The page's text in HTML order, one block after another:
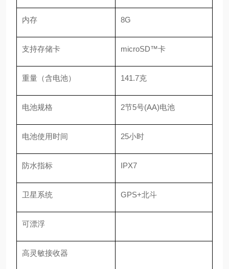
内存 8G
支持存储卡 microSD™卡
重量（含电池） 141.7克
电池规格 2节5号(AA)电池
电池使用时间 25小时
防水指标 IPX7
卫星系统 GPS+北斗
可漂浮
高灵敏接收器